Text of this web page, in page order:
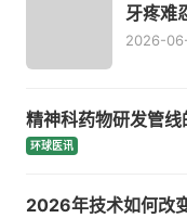
牙疼难
2026-
精神科药物研发管线
环球医讯
2026年技术如何改